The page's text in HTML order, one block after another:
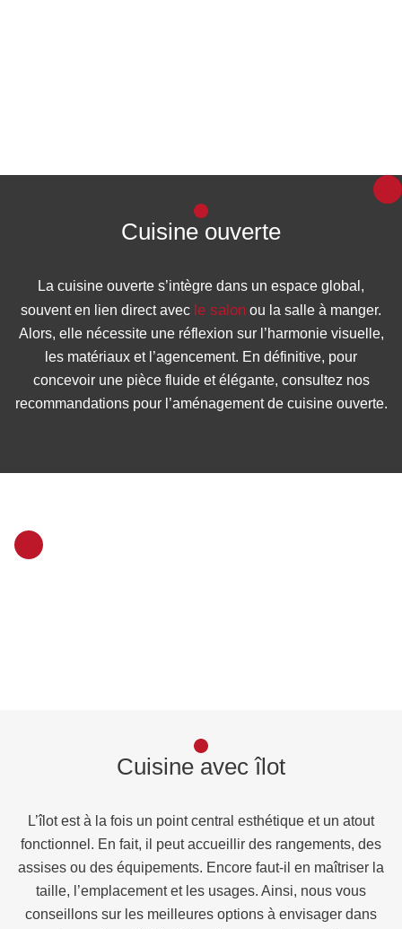
Cuisine ouverte
La cuisine ouverte s’intègre dans un espace global,
souvent en lien direct avec le salon ou la salle à manger.
Alors, elle nécessite une réflexion sur l’harmonie visuelle,
les matériaux et l’agencement. En définitive, pour
concevoir une pièce fluide et élégante, consultez nos
recommandations pour l’aménagement de cuisine ouverte.
Cuisine avec îlot
L’îlot est à la fois un point central esthétique et un atout
fonctionnel. En fait, il peut accueillir des rangements, des
assises ou des équipements. Encore faut-il en maîtriser la
taille, l’emplacement et les usages. Ainsi, nous vous
conseillons sur les meilleures options à envisager dans